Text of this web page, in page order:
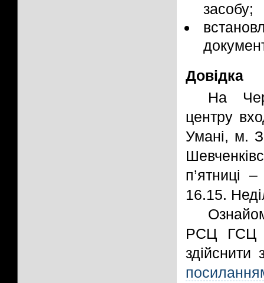
засобу;
Довідка
На
центру
Умані, м.
п’ятниці
16.15.
РСЦ ГСЦ